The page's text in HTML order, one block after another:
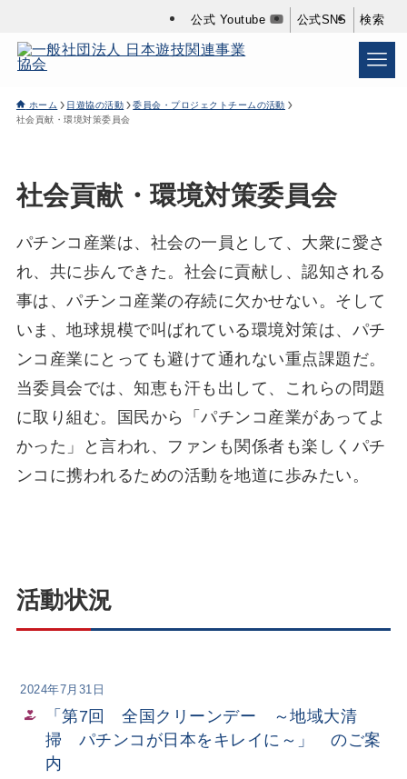
公式 Youtube 公式SNS 検索
ホーム 日遊協の活動
委員会・プロジェクトチームの活動
社会貢献・環境対策委員会
社会貢献・環境対策委員会
パチンコ産業は、社会の一員として、大衆に愛さ
れ、共に歩んできた。社会に貢献し、認知される
事は、パチンコ産業の存続に欠かせない。そして
いま、地球規模で叫ばれている環境対策は、パチ
ンコ産業にとっても避けて通れない重点課題だ。
当委員会では、知恵も汗も出して、これらの問題
に取り組む。国民から「パチンコ産業があってよ
かった」と言われ、ファンも関係者も楽しくパチ
ンコに携われるための活動を地道に歩みたい。
活動状況
2024年7月31日
「第7回 全国クリーンデー ～地域大清
掃 パチンコが日本をキレイに～」 のご案
内